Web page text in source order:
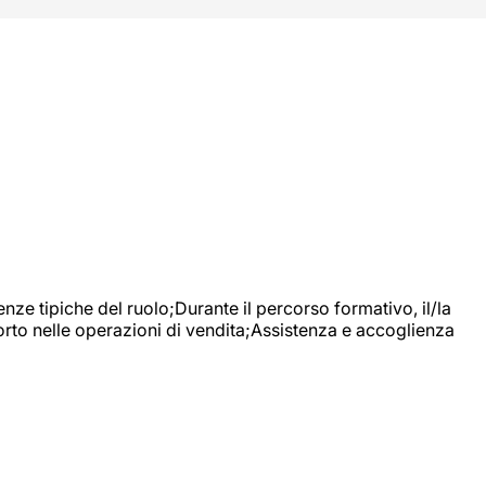
tipiche del ruolo;Durante il percorso formativo, il/la
nelle operazioni di vendita;Assistenza e accoglienza